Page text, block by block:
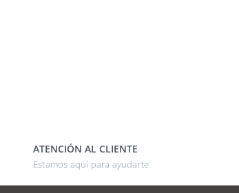
ATENCIÓN AL CLIENTE
Estamos aquí para ayudarte